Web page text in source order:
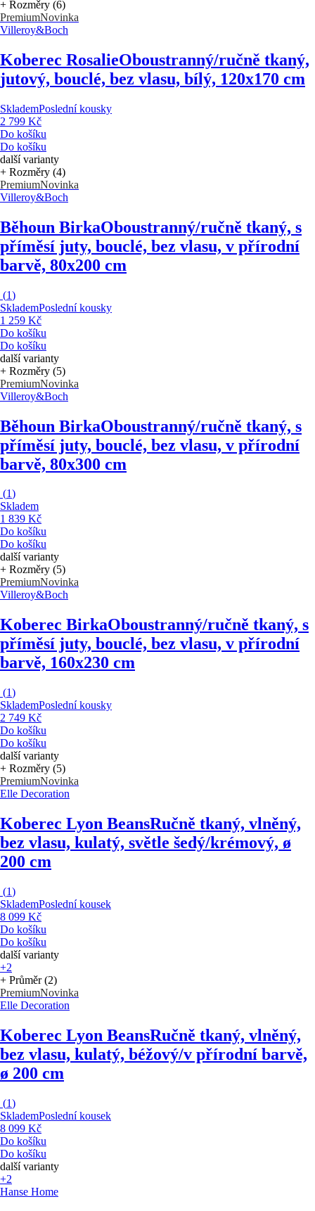
+ Rozměry (6)
PremiumNovinka
Villeroy&Boch
Koberec RosalieOboustranný/ručně tkaný,
jutový, bouclé, bez vlasu, bílý, 120x170 cm
SklademPoslední kousky
2 799 Kč
Do košíku
Do košíku
další varianty
+ Rozměry (4)
PremiumNovinka
Villeroy&Boch
Běhoun BirkaOboustranný/ručně tkaný, s
příměsí juty, bouclé, bez vlasu, v přírodní
barvě, 80x200 cm
(1)
SklademPoslední kousky
1 259 Kč
Do košíku
Do košíku
další varianty
+ Rozměry (5)
PremiumNovinka
Villeroy&Boch
Běhoun BirkaOboustranný/ručně tkaný, s
příměsí juty, bouclé, bez vlasu, v přírodní
barvě, 80x300 cm
(1)
Skladem
1 839 Kč
Do košíku
Do košíku
další varianty
+ Rozměry (5)
PremiumNovinka
Villeroy&Boch
Koberec BirkaOboustranný/ručně tkaný, s
příměsí juty, bouclé, bez vlasu, v přírodní
barvě, 160x230 cm
(1)
SklademPoslední kousky
2 749 Kč
Do košíku
Do košíku
další varianty
+ Rozměry (5)
PremiumNovinka
Elle Decoration
Koberec Lyon BeansRučně tkaný, vlněný,
bez vlasu, kulatý, světle šedý/krémový, ø
200 cm
(1)
SklademPoslední kousek
8 099 Kč
Do košíku
Do košíku
další varianty
+2
+ Průměr (2)
PremiumNovinka
Elle Decoration
Koberec Lyon BeansRučně tkaný, vlněný,
bez vlasu, kulatý, béžový/v přírodní barvě,
ø 200 cm
(1)
SklademPoslední kousek
8 099 Kč
Do košíku
Do košíku
další varianty
+2
Hanse Home